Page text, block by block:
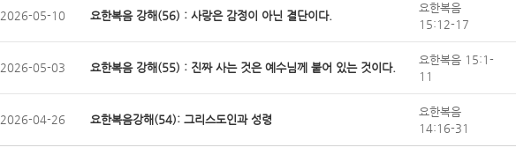
2026-05-10 요한복음 강해(56) : 사랑은 감정이 아닌 결단이다.
요한복음
15:12-17
2026-05-03 요한복음 강해(55) : 진짜 사는 것은 예수님께 붙어 있는 것이다.
요한복음 15:1-
11
2026-04-26 요한복음강해(54): 그리스도인과 성령
요한복음
14:16-31